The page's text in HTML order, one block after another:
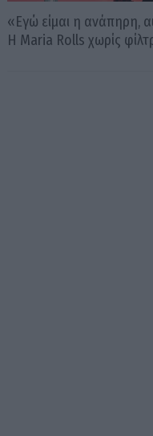
«Εγώ είμαι η ανάπηρη,
Η Maria Rolls χωρίς